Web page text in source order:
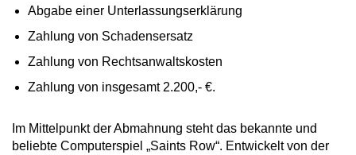
Abgabe einer Unterlassungserklärung
Zahlung von Schadensersatz
Zahlung von Rechtsanwaltskosten
Zahlung von insgesamt 2.200,- €.
Im Mittelpunkt der Abmahnung steht das bekannte und
beliebte Computerspiel „Saints Row“. Entwickelt von der